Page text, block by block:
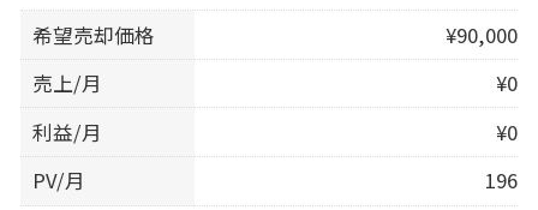
希望売却価格
¥90,000
売上/月
¥0
利益/月
¥0
PV/月
196